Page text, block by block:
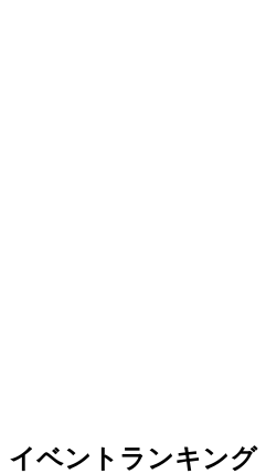
イベントランキング